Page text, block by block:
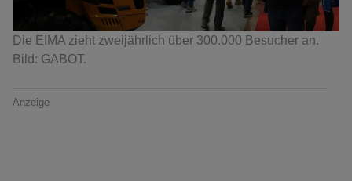
Die EIMA zieht zweijährlich über 300.000 Besucher an.
Bild: GABOT.
Anzeige